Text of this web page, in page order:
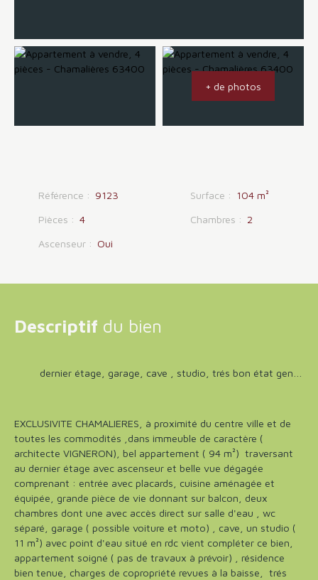
+ de photos
Référence : 9123 Surface : 104 m²
Pièces : 4 Chambres : 2
Ascenseur : Oui
Descriptif du bien
EXCLUSIVITE CHAMALIERES, à proximité du centre ville et de
toutes les commodités ,dans immeuble de caractère (
architecte VIGNERON), bel appartement ( 94 m²) traversant
au dernier étage avec ascenseur et belle vue dégagée
comprenant : entrée avec placards, cuisine aménagée et
équipée, grande pièce de vie donnant sur balcon, deux
chambres dont une avec accès direct sur salle d'eau , wc
séparé, garage ( possible voiture et moto) , cave, un studio (
11 m²) avec point d'eau situé en rdc vient compléter ce bien,
appartement soigné ( pas de travaux à prévoir) , résidence
bien tenue, charges de copropriété revues à la baisse, trés